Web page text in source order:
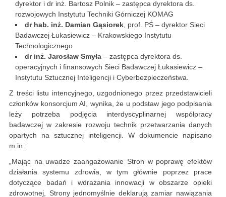
dyrektor i dr inż. Bartosz Polnik – zastępca dyrektora ds.
rozwojowych Instytutu Techniki Górniczej KOMAG
dr hab. inż. Damian Gąsiorek , prof. PŚ – dyrektor Sieci
Badawczej Łukasiewicz – Krakowskiego Instytutu
Technologicznego
dr inż. Jarosław Smyła – zastępca dyrektora ds.
operacyjnych i finansowych Sieci Badawczej Łukasiewicz –
Instytutu Sztucznej Inteligencji i Cyberbezpieczeństwa.
Z treści listu intencyjnego, uzgodnionego przez przedstawicieli
członków konsorcjum AI, wynika, że u podstaw jego podpisania
leży potrzeba podjęcia interdyscyplinarnej współpracy
badawczej w zakresie rozwoju technik przetwarzania danych
opartych na sztucznej inteligencji. W dokumencie napisano
m.in.:
„Mając na uwadze zaangażowanie Stron w poprawę efektów
działania systemu zdrowia, w tym głównie poprzez prace
dotyczące badań i wdrażania innowacji w obszarze opieki
zdrowotnej, Strony jednomyślnie deklarują zamiar nawiązania